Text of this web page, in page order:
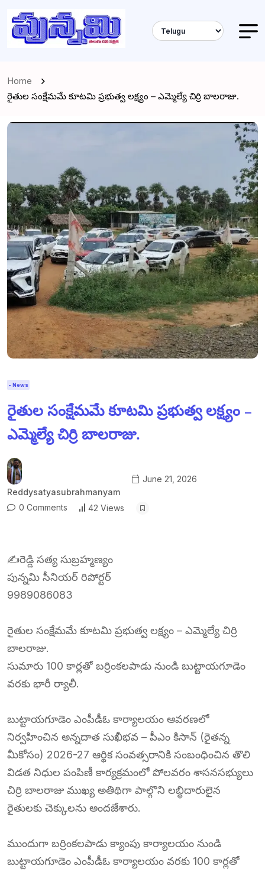
Home
రైతుల సంక్షేమమే కూటమి ప్రభుత్వ లక్ష్యం – ఎమ్మెల్యే చిర్రి బాలరాజు.
- News
రైతుల సంక్షేమమే కూటమి ప్రభుత్వ లక్ష్యం –
ఎమ్మెల్యే చిర్రి బాలరాజు.
Reddysatyasubrahmanyam
June 21, 2026
0 Comments 42 Views
✍️రెడ్డి సత్య సుబ్రహ్మణ్యం
పున్నమి సీనియర్ రిపోర్టర్
9989086083
రైతుల సంక్షేమమే కూటమి ప్రభుత్వ లక్ష్యం – ఎమ్మెల్యే చిర్రి
బాలరాజు.
సుమారు 100 కార్లతో బర్రింకలపాడు నుండి బుట్టాయగూడెం
వరకు భారీ ర్యాలీ.
బుట్టాయగూడెం ఎంపీడీఓ కార్యాలయం ఆవరణలో
నిర్వహించిన అన్నదాత సుఖీభవ – పీఎం కిసాన్ (రైతన్న
మీకోసం) 2026-27 ఆర్థిక సంవత్సరానికి సంబంధించిన తొలి
విడత నిధుల పంపిణీ కార్యక్రమంలో పోలవరం శాసనసభ్యులు
చిర్రి బాలరాజు ముఖ్య అతిథిగా పాల్గొని లబ్ధిదారులైన
రైతులకు చెక్కులను అందజేశారు.
ముందుగా బర్రింకలపాడు క్యాంపు కార్యాలయం నుండి
బుట్టాయగూడెం ఎంపీడీఓ కార్యాలయం వరకు 100 కార్లతో